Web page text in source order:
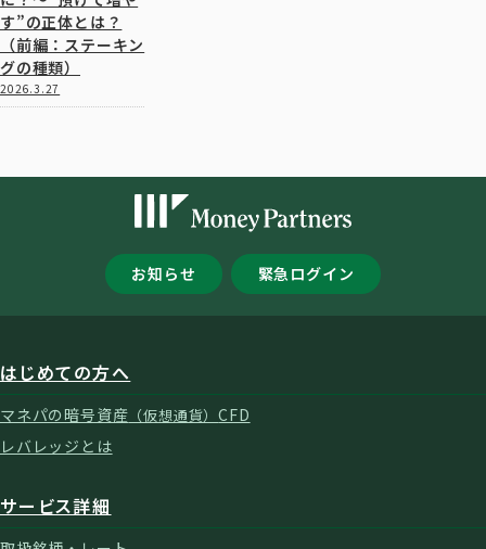
す”の正体とは？
（前編：ステーキン
グの種類）
2026.3.27
お知らせ 緊急ログイン
はじめての方へ
マネパの暗号資産 （仮想通貨）CFD
レバレッジとは
サービス詳細